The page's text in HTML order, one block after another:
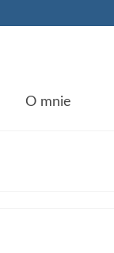
O mnie